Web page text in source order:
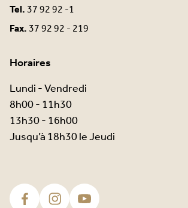
Tel.37 92 92 -1
Fax.37 92 92 - 219
Horaires
Lundi - Vendredi
8h00 - 11h30
13h30 - 16h00
Jusqu’à 18h30 le Jeudi